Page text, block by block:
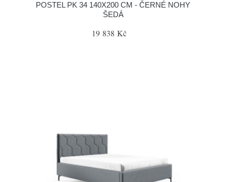
POSTEL PK 34 140X200 CM - ČERNÉ NOHY
ŠEDÁ
19 838 Kč